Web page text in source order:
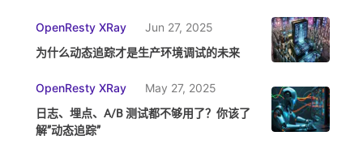
OpenResty XRay Jun 27, 2025
为什么动态追踪才是生产环境调试的未来
OpenResty XRay May 27, 2025
日志、埋点、A/B 测试都不够用了？你该了
解”动态追踪”